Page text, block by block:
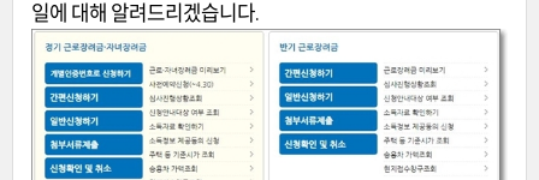
일에 대해 알려드리겠습니다.